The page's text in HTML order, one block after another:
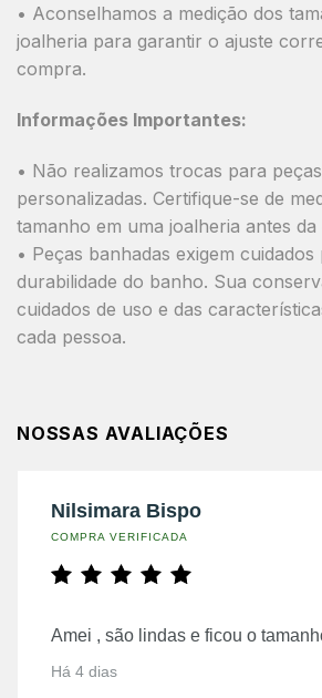
• Aconselhamos a medição dos
joalheria para garantir o ajuste
compra.
Informações Importantes:
• Não realizamos trocas para
personalizadas. Certifique-se de
tamanho em uma joalheria antes
• Peças banhadas exigem
durabilidade do banho. Sua
cuidados de uso e das
cada pessoa.
NOSSAS AVALIAÇÕES
Nilsimara Bispo
COMPRA VERIFICADA
Amei , são lindas e ficou o
Há 4 dias